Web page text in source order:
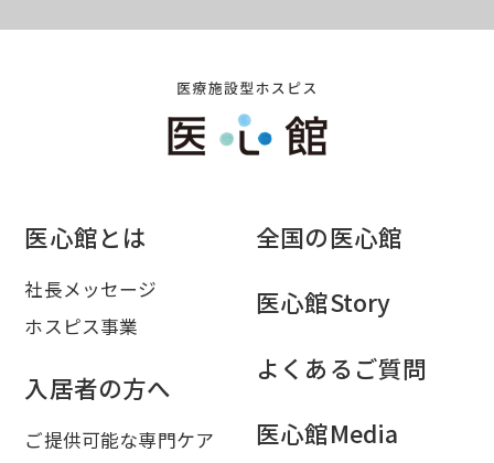
医心館とは
社長メッセージ
ホスピス事業
入居者の方へ
ご提供可能な専門ケア
全国の医心館
医心館Story
よくあるご質問
医心館Media